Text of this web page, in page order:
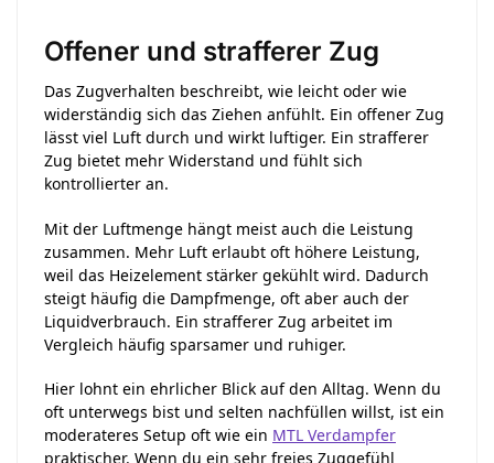
Offener und strafferer Zug
Das Zugverhalten beschreibt, wie leicht oder wie
widerständig sich das Ziehen anfühlt. Ein offener Zug
lässt viel Luft durch und wirkt luftiger. Ein strafferer
Zug bietet mehr Widerstand und fühlt sich
kontrollierter an.
Mit der Luftmenge hängt meist auch die Leistung
zusammen. Mehr Luft erlaubt oft höhere Leistung,
weil das Heizelement stärker gekühlt wird. Dadurch
steigt häufig die Dampfmenge, oft aber auch der
Liquidverbrauch. Ein strafferer Zug arbeitet im
Vergleich häufig sparsamer und ruhiger.
Hier lohnt ein ehrlicher Blick auf den Alltag. Wenn du
oft unterwegs bist und selten nachfüllen willst, ist ein
moderateres Setup oft wie ein MTL Verdampfer
praktischer. Wenn du ein sehr freies Zuggefühl